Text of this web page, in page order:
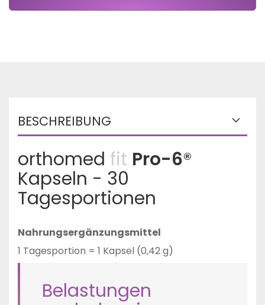
BESCHREIBUNG
orthomed fit Pro-6®
Kapseln - 30
Tagesportionen
Nahrungsergänzungsmittel
1 Tagesportion = 1 Kapsel (0,42 g)
Belastungen